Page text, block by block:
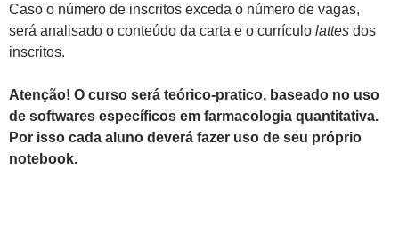
Caso o número de inscritos exceda o número de vagas,
será analisado o conteúdo da carta e o currículo lattes dos
inscritos.
Atenção! O curso será teórico-pratico, baseado no uso
de softwares específicos em farmacologia quantitativa.
Por isso cada aluno deverá fazer uso de seu próprio
notebook.